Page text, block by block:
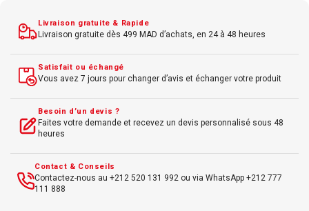
Livraison gratuite & Rapide
Livraison gratuite dès 499 MAD d’achats, en 24 à 48 heures
Satisfait ou échangé
Vous avez 7 jours pour changer d’avis et échanger votre produit
Besoin d’un devis ?
Faites votre demande et recevez un devis personnalisé sous 48
heures
Contact & Conseils
Contactez-nous au +212 520 131 992 ou via WhatsApp +212 777
111 888